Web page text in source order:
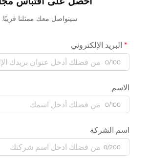
سيتواصل معك ممثلنا قريبًا.
البريد الإلكتروني
0/100
الاسم
0/100
اسم الشركة
0/200